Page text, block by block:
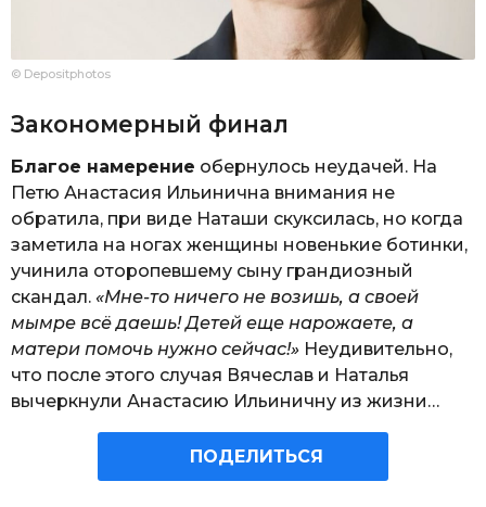
© Depositphotos
Закономерный финал
Благое намерение обернулось неудачей. На
Петю Анастасия Ильинична внимания не
обратила, при виде Наташи скуксилась, но когда
заметила на ногах женщины новенькие ботинки,
учинила оторопевшему сыну грандиозный
скандал. «Мне-то ничего не возишь, а своей
мымре всё даешь! Детей еще нарожаете, а
матери помочь нужно сейчас!» Неудивительно,
что после этого случая Вячеслав и Наталья
вычеркнули Анастасию Ильиничну из жизни…
ПОДЕЛИТЬСЯ